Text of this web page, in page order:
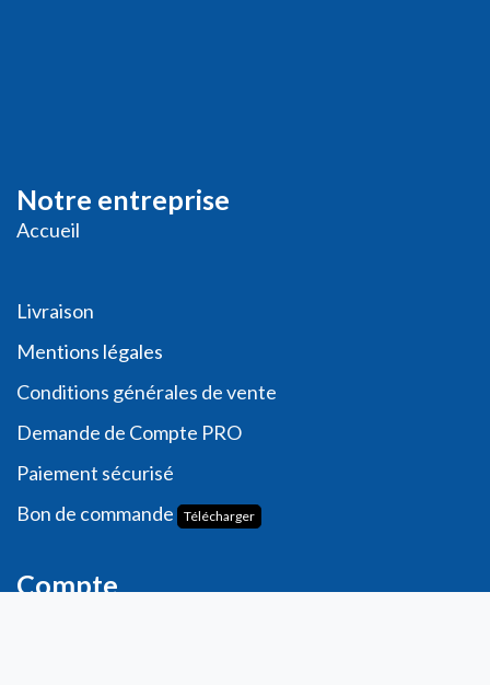
Notre entreprise
Accueil
Livraison
Mentions légales
Conditions générales de vente
Demande de Compte PRO
Paiement sécurisé
Bon de commande
Télécharger
Compte